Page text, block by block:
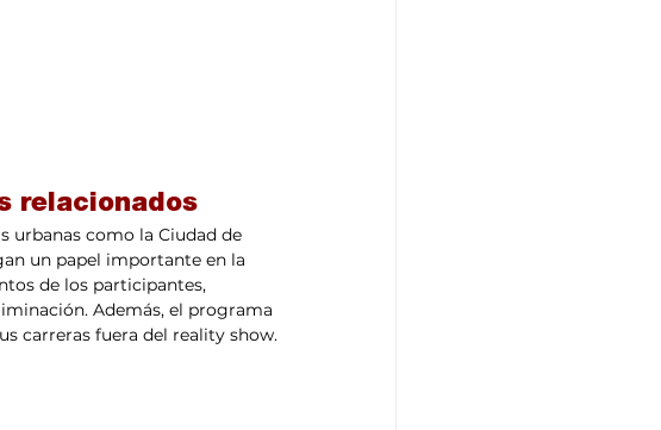
relacionados
urbanas como la Ciudad de
un papel importante en la
de los participantes,
Además, el programa
carreras fuera del reality show.